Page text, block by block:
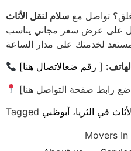
تواصل مع سلام لنقل الأثاث
على عرض سعر مجاني يناسب
[رقم ضعالاتصال هنا]
رابط صفحة التواصل هنا]
Tagged في الثريا، أبوظبي
Movers